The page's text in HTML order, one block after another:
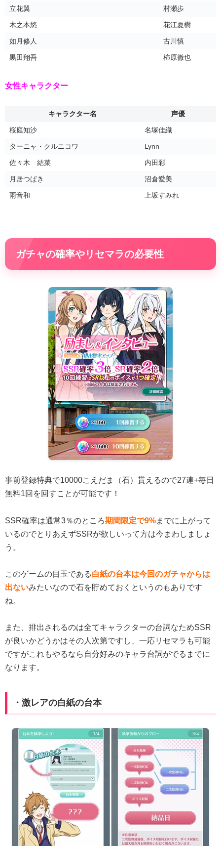
立花翼 村瀬歩
木之本悠 花江夏樹
如月修人 古川慎
黒田翔吾 柿原徹也
女性キャラクター
キャラクター名 声優
桜庭知沙 名塚佳織
ターニャ・クルニコワ Lynn
佐々木 結菜 内田彩
月居つばき 沼倉愛美
雨音和 上坂すみれ
ガチャの確率やリセマラの必要性
事前登録特典で10000こえだま（石）貰えるので27連+毎日
無料1回を回すことが可能です！
SSR確率は通常3％のところ期間限定で9%までに上がって
いるのでとりあえずSSRが欲しいって方は今まわしましょ
う。
このゲームの目玉である白紙の台本は今回のガチャからは
出ないみたいなので石を貯めておくというのもありです
ね。
また、排出されるのは全てキャラクターの台詞なためSSR
が良いかどうかはその人次第ですし、一応リセマラも可能
ですがこれもやるなら自分好みのキャラ台詞がでるまでに
なります。
・激レアの白紙の台本